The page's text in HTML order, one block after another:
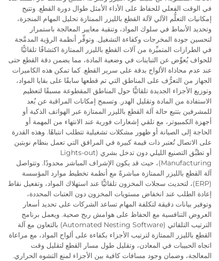
في الوقت الفعلي للحفاظ على الأداء الأمثل طوال دورة القطع. وتتيح
إمكانيات التعلُّم الآلي لآلة القطع بالليزر الممتازة تحليل المهام المنجزة،
وتحديد الأنماط في سلوك المواد، وتنقية معايير المعالجة باستمرار
لتحسين جودة المخرجات وكفاءة التشغيل. وتوفِّر أنظمة الرؤية المدمَّجة
في الطرازات المتميِّزة من آلات القطع بالليزر الممتازة اكتشافًا تلقائيًّا
للحواف يُعوِّض عن التباينات في وضعية المادة، مما يضمن دقة القطع حتى
عند عدم محاذاة الألواح بدقة على سرير القطع. كما تمكن هذه الكاميرات
الجهاز من التعرُّف على المناطق التي تم قطعها سابقًا على بقايا المواد،
وتوزيع الأجزاء الجديدة تلقائيًّا حول المناطق المقطوعة مسبقًا لتعظيم
الاستفادة من المادة وتقليل الهدر. وتسمح إمكانات المراقبة عن بُعد
للمشرفين بتتبع حالة آلة القطع بالليزر الممتازة عبر الهواتف الذكية أو
أجهزة الكمبيوتر، مع تلقي إشعارات فورية عند الانتهاء من المهمة أو
الحاجة إلى الصيانة أو ظهور مشكلات تشغيلية تتطلب انتباهًا. وهذه القدرة
على الاتصال تُعتبر ذات قيمة كبيرة في المرافق التي تعمل بنظام نوبتين
أو تطبِّق التصنيع الليلي دون تدخل بشري (Lights-out
Manufacturing)، حيث قد يكون الإشراف المباشر محدودًا. وتتواصل
آلة القطع بالليزر الممتازة مباشرةً مع أنظمة تخطيط موارد المؤسسة
(ERP)، لتحديث سجلات المخزون تلقائيًّا عند استهلاك المواد، وتفعيل نقاط
إعادة الطلب عند انخفاض مستويات المخزون دون العتبات المحددة،
وتوفير بيانات دقيقة لتكلفة المهام تساعد الشركات على تحديد أسعار
العروض التنافسية مع الحفاظ على هوامش ربح صحية. ويعمل برنامج
الترتيب التلقائي (Automated Nesting Software) بالتعاون مع آلة
القطع بالليزر الممتازة لترتيب الأجزاء بكفاءة على ألواح المواد، مع مراعاة
اتجاه الحبيبات في المعادن، وتقليل طول مسار القطع لتقليل وقت
المعالجة، وضمان وجود مسافات كافية بين الأجزاء لمنع التشوه الحراري.